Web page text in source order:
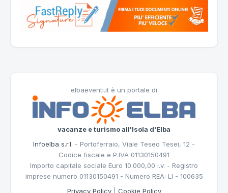
elbaeventi.it è un portale di
vacanze e turismo all'Isola d'Elba
Infoelba s.r.l. - Portoferraio, Viale Teseo Tesei, 12 -
Codice fiscale e P.IVA 01130150491
Importo capitale sociale Euro 10.000,00 i.v. - Registro
imprese numero 01130150491 - Numero REA: LI - 100635
Privacy Policy| Cookie Policy